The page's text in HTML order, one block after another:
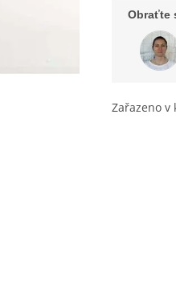
Obraťte
Zařazeno